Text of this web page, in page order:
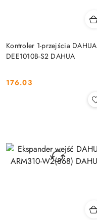
Kontroler 1-przejścia DAHUA
DEE1010B-S2 DAHUA
Cena:
176.03